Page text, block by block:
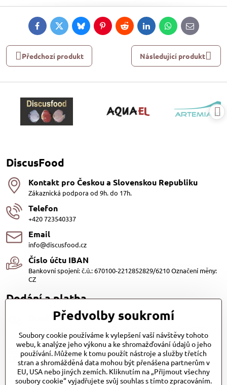
FacebookTwitterBlueskyPinterestRedditLinkedInWhatsApp
E-
mail
Předchozí produkt Následující produkt
DiscusFood
Kontakt pro Českou a Slovenskou Republiku
Zákaznická podpora od 9h. do 17h.
Telefon
+420 723540337
Email
info@discusfood.cz
Číslo účtu IBAN
Bankovní spojení: č.ú.: 670100-2212852829/6210 Označení měny:
CZ
Dodání a platba
Dodání
s.r.o. a Zásilkovna
Platby
Dobírkou (25,- Kč)
Bankovním převodem (zdarma)
Platba kartou (Zdarma)PayPal (Zdarma)
Předvolby soukromí
Soubory cookie používáme k vylepšení vaší návštěvy tohoto
webu, k analýze jeho výkonu a ke shromažďování údajů o jeho
používání. Můžeme k tomu použít nástroje a služby třetích
stran a shromážděná data mohou být přenášena partnerům v
EU, USA nebo jiných zemích. Kliknutím na „Přijmout všechny
soubory cookie“ vyjadřujete svůj souhlas s tímto zpracováním.